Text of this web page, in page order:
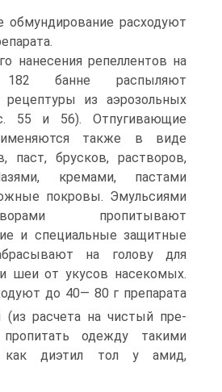
расходуют
нанесения репеллентов на
182 банне распыляют
рецептуры из аэрозоль­ных
55 и 56). Отпугивающие
также в виде
паст, брус­ков, растворов,
кремами, пастами
покровы. Эмульсиями
пропитывают
и специальные защитные
на голову для
шеи от укусов насекомых.
до 40— 80 г препарата
(из расчета на чистый пре­
одежду такими
как диэтил тол у амид,